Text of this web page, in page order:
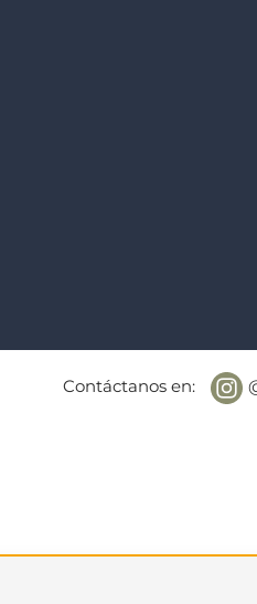
Contáctanos en:
autorPolítica de Privacidad